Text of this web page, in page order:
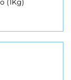
(1Kg)